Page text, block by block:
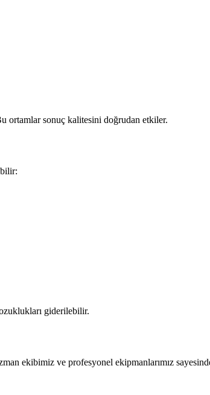
ortamlar sonuç kalitesini doğrudan etkiler.
giderilebilir.
ekibimiz ve profesyonel ekipmanlarımız